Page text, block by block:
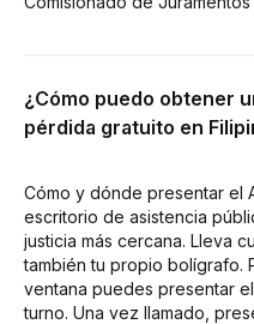
¿Cómo puedo obtener
pérdida gratuito en
Cómo y dónde presentar el
escritorio de asistencia
justicia más cercana. Lleva
también tu propio bolígrafo.
ventana puedes presentar
turno. Una vez llamado,